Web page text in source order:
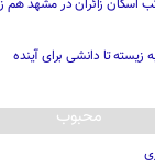
زیسته تا دانشی برای آینده
محبوب